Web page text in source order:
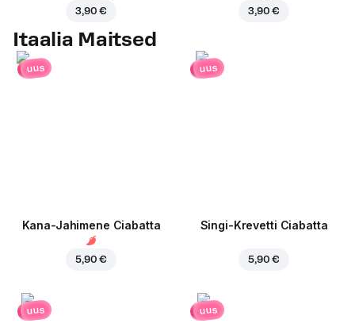
3,90 € 3,90 €
Itaalia Maitsed
uus
Kana-Jahimene Ciabatta
5,90 €
uus
Singi-Krevetti Ciabatta
5,90 €
uus uus